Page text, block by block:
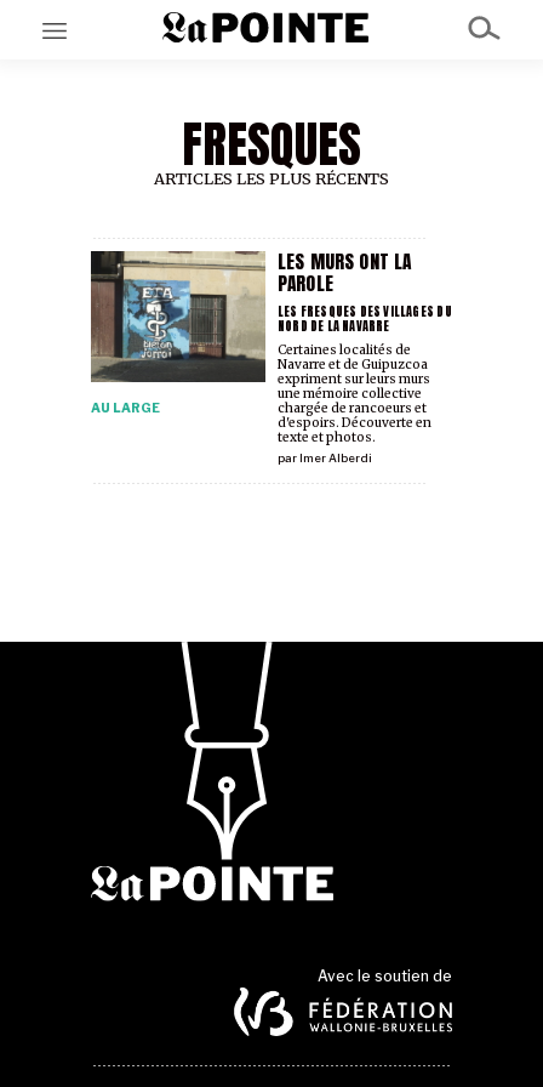
EN CE MOMENT
GRAND ANGLE
AU LARGE
À PROPOS
NOS PARTENAIRES
FRESQUES
ARTICLES LES PLUS RÉCENTS
LES MURS ONT LA
PAROLE
LES FRESQUES DES VILLAGES DU
NORD DE LA NAVARRE
AU LARGE
parImer Alberdi
Certaines localités de
Navarre et de Guipuzcoa
expriment sur leurs murs
une mémoire collective
chargée de rancoeurs et
d'espoirs. Découverte en
texte et photos.
Avec le soutien de